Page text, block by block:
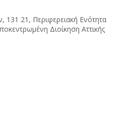
131 21, Περιφερειακή Ενότητα
Διοίκηση Αττικής